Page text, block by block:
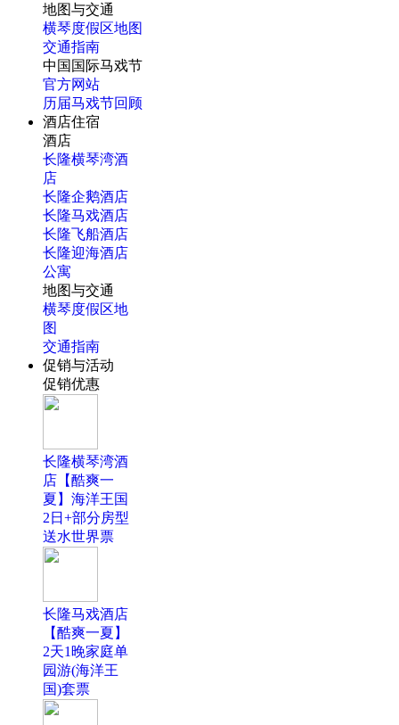
地图与交通
横琴度假区地图
交通指南
中国国际马戏节
官方网站
历届马戏节回顾
酒店住宿
酒店
长隆横琴湾酒
店
长隆企鹅酒店
长隆马戏酒店
长隆飞船酒店
长隆迎海酒店
公寓
地图与交通
横琴度假区地
图
交通指南
促销与活动
促销优惠
长隆横琴湾酒
店【酷爽一
夏】海洋王国
2日+部分房型
送水世界票
长隆马戏酒店
【酷爽一夏】
2天1晚家庭单
园游(海洋王
国)套票